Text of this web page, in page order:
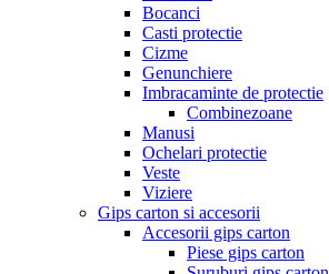
Bocanci
Casti protectie
Cizme
Genunchiere
Imbracaminte de protectie
Combinezoane
Manusi
Ochelari protectie
Veste
Viziere
Gips carton si accesorii
Accesorii gips carton
Piese gips carton